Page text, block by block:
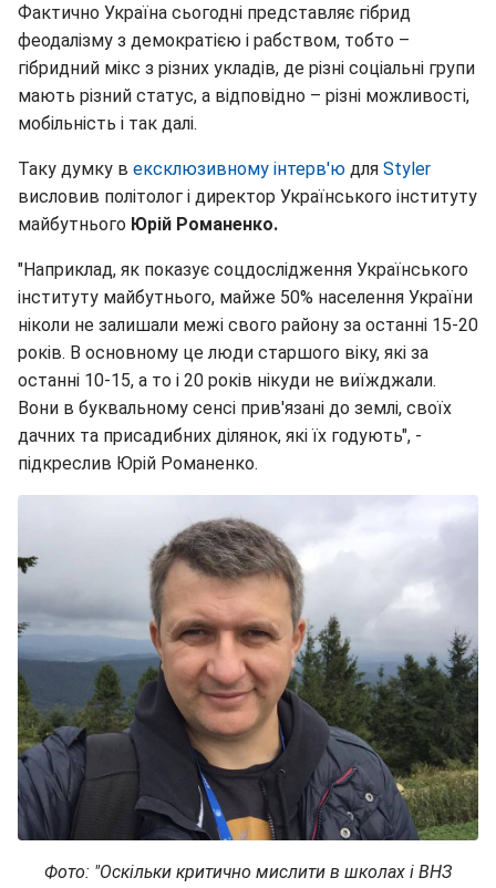
Фактично Україна сьогодні представляє гібрид
феодалізму з демократією і рабством, тобто –
гібридний мікс з різних укладів, де різні соціальні групи
мають різний статус, а відповідно – різні можливості,
мобільність і так далі.
Таку думку в ексклюзивному інтерв'ю для Styler
висловив політолог і директор Українського інституту
майбутнього Юрій Романенко.
"Наприклад, як показує соцдослідження Українського
інституту майбутнього, майже 50% населення України
ніколи не залишали межі свого району за останні 15-20
років. В основному це люди старшого віку, які за
останні 10-15, а то і 20 років нікуди не виїжджали.
Вони в буквальному сенсі прив'язані до землі, своїх
дачних та присадибних ділянок, які їх годують", -
підкреслив Юрій Романенко.
Фото: "Оскільки критично мислити в школах і ВНЗ